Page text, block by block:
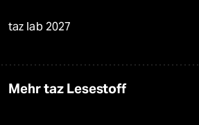
taz lab 2027
Mehr taz Lesestoff